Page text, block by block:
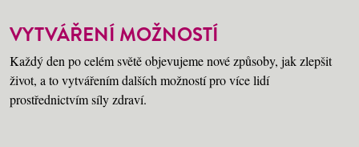
VYTVÁŘENÍ MOŽNOSTÍ
Každý den po celém světě objevujeme nové způsoby, jak zlepšit
život, a to vytvářením dalších možností pro více lidí
prostřednictvím síly zdraví.